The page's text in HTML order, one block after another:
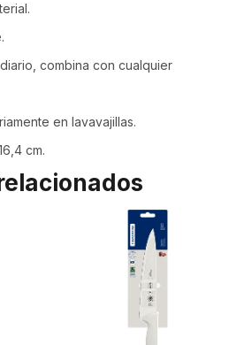
combina con cualquier
en lavavajillas.
cm.